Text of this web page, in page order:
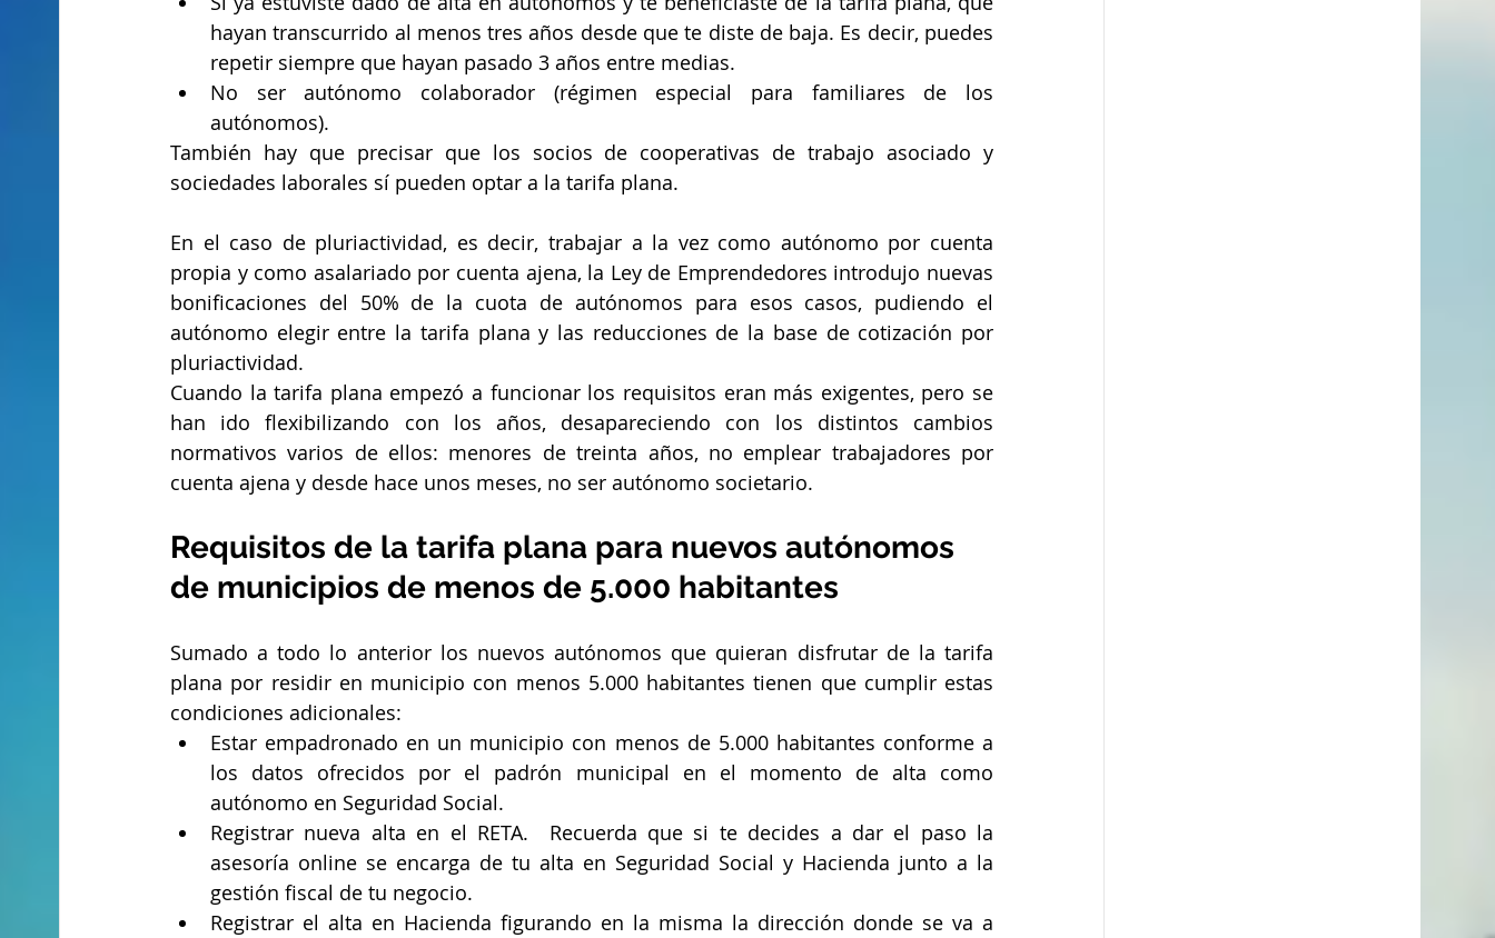
hayan transcurrido al menos tres años desde que te diste de baja. Es decir, puedes
repetir siempre que hayan pasado 3 años entre medias.
No ser autónomo colaborador (régimen especial para familiares de los
autónomos).
También hay que precisar que los socios de cooperativas de trabajo asociado y
sociedades laborales sí pueden optar a la tarifa plana.
En el caso de pluriactividad, es decir, trabajar a la vez como autónomo por cuenta
propia y como asalariado por cuenta ajena, la Ley de Emprendedores introdujo nuevas
bonificaciones del 50% de la cuota de autónomos para esos casos, pudiendo el
autónomo elegir entre la tarifa plana y las reducciones de la base de cotización por
pluriactividad.
Cuando la tarifa plana empezó a funcionar los requisitos eran más exigentes, pero se
han ido flexibilizando con los años, desapareciendo con los distintos cambios
normativos varios de ellos: menores de treinta años, no emplear trabajadores por
cuenta ajena y desde hace unos meses, no ser autónomo societario.
Requisitos de la tarifa plana para nuevos autónomos
de municipios de menos de 5.000 habitantes
Sumado a todo lo anterior los nuevos autónomos que quieran disfrutar de la tarifa
plana por residir en municipio con menos 5.000 habitantes tienen que cumplir estas
condiciones adicionales:
Estar empadronado en un municipio con menos de 5.000 habitantes conforme a
los datos ofrecidos por el padrón municipal en el momento de alta como
autónomo en Seguridad Social.
Registrar nueva alta en el RETA.  Recuerda que si te decides a dar el paso la
asesoría online se encarga de tu alta en Seguridad Social y Hacienda junto a la
gestión fiscal de tu negocio.
Registrar el alta en Hacienda figurando en la misma la dirección donde se va a